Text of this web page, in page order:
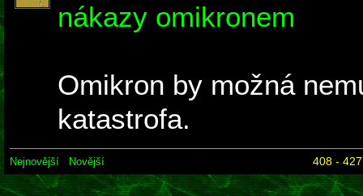
nákazy omikronem
Omikron by možná
katastrofa.
Nejnovější Novější 408 -